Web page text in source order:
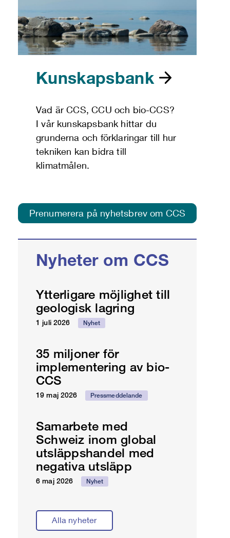
Kunskapsbank
Vad är CCS, CCU och bio-CCS?
I vår kunskapsbank hittar du
grunderna och förklaringar till hur
tekniken kan bidra till
klimatmålen.
Prenumerera på nyhetsbrev om CCS
Nyheter om CCS
Ytterligare möjlighet till
geologisk lagring
1 juli 2026 Nyhet
35 miljoner för
implementering av bio-
CCS
19 maj 2026 Pressmeddelande
Samarbete med
Schweiz inom global
utsläppshandel med
negativa utsläpp
6 maj 2026 Nyhet
Alla nyheter